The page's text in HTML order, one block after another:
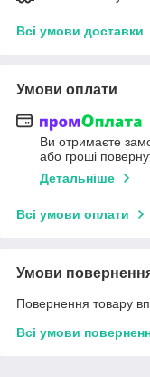
Всі умови доставки
Умови оплати
Ви отримаєте
або гроші
Детальніше
Всі умови оплати
Умови
Повернення товару
Всі умови